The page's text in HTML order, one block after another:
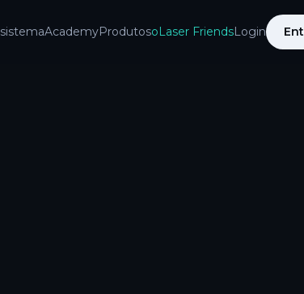
AcademyProdutosoLaser FriendsLogin